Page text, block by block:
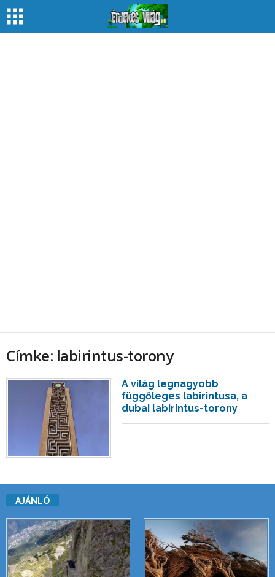
Címke: labirintus-torony
A világ legnagyobb
függőleges labirintusa, a
dubai labirintus-torony
AJÁNLÓ